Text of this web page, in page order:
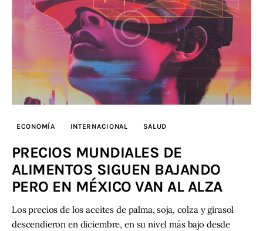
ECONOMÍA INTERNACIONAL SALUD
PRECIOS MUNDIALES DE
ALIMENTOS SIGUEN BAJANDO
PERO EN MÉXICO VAN AL ALZA
Los precios de los aceites de palma, soja, colza y girasol
descendieron en diciembre, en su nivel más bajo desde